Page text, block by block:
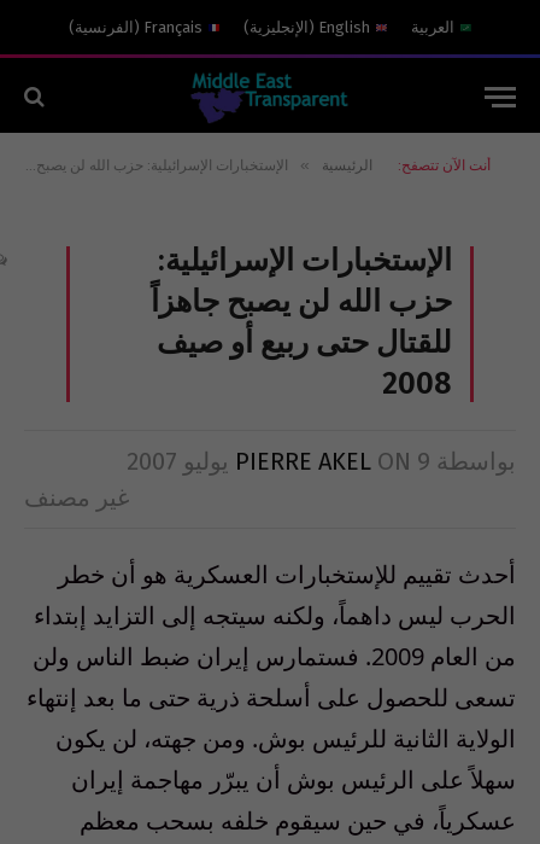
العربية English
( الإنجليزية)
Français
( الفرنسية)
أنت الآن تتصفح: الرئيسية » الإستخبارات الإسرائيلية: حزب الله لن يصبح جاهزاً للقتال حتى ربيع أو صيف 2008
الإستخبارات الإسرائيلية:
حزب الله لن يصبح جاهزاً
للقتال حتى ربيع أو صيف
2008
بواسطة PIERRE AKEL ON 9 يوليو 2007
غير مصنف
أحدث تقييم للإستخبارات العسكرية هو أن خطر
الحرب ليس داهماً، ولكنه سيتجه إلى التزايد إبتداء
من العام 2009. فستمارس إيران ضبط الناس ولن
تسعى للحصول على أسلحة ذرية حتى ما بعد إنتهاء
الولاية الثانية للرئيس بوش. ومن جهته، لن يكون
سهلاً على الرئيس بوش أن يبرّر مهاجمة إيران
عسكرياً، في حين سيقوم خلفه بسحب معظم